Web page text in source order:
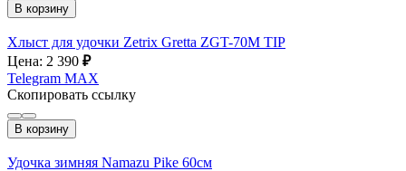
В корзину
Хлыст для удочки Zetrix Gretta ZGT-70M TIP
Цена: 2 390 ₽
Telegram MAX
Скопировать ссылку
В корзину
Удочка зимняя Namazu Pike 60см